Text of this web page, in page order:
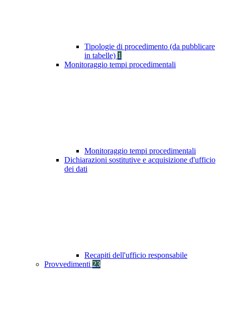
Tipologie di procedimento (da pubblicare
in tabelle) 1
Monitoraggio tempi procedimentali
Monitoraggio tempi procedimentali
Dichiarazioni sostitutive e acquisizione d'ufficio
dei dati
Recapiti dell'ufficio responsabile
Provvedimenti 23